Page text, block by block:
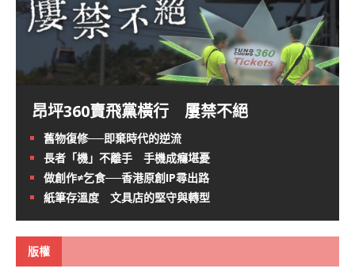
昂坪360賣飛黨橫行 屢禁不絕
舊物復修──即棄時代的逆流
長者「機」不離手 手機成癮堪憂
做創作≠乞食──香港原創IP尋出路
紙筆存溫度 文具店的堅守與轉型
版權